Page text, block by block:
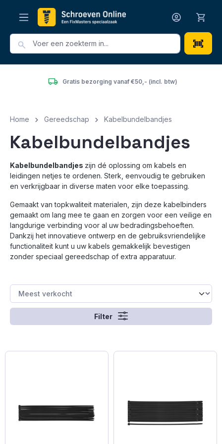
Gratis bezorging vanaf €50,- (incl. btw)
Home Gereedschap Kabelbundelbandjes
Kabelbundelbandjes
Kabelbundelbandjes zijn dé oplossing om kabels en
leidingen netjes te ordenen. Sterk, eenvoudig te gebruiken
en verkrijgbaar in diverse maten voor elke toepassing.
Gemaakt van topkwaliteit materialen, zijn deze kabelbinders
gemaakt om lang mee te gaan en zorgen voor een veilige en
langdurige verbinding voor al uw bedradingsbehoeften.
Dankzij het innovatieve ontwerp en de gebruiksvriendelijke
functionaliteit kunt u uw kabels gemakkelijk bevestigen
zonder speciaal gereedschap of extra apparatuur.
Filter